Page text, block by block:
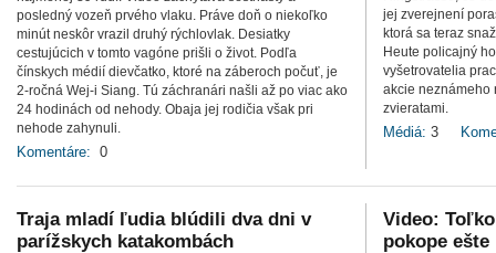
posledný vozeň prvého vlaku. Práve doň o niekoľko
minút neskôr vrazil druhý rýchlovlak. Desiatky
cestujúcich v tomto vagóne prišli o život. Podľa
čínskych médií dievčatko, ktoré na záberoch počuť, je
2-ročná Wej-i Siang. Tú záchranári našli až po viac ako
24 hodinách od nehody. Obaja jej rodičia však pri
nehode zahynuli.
Komentáre: 0
jej zverejnení
ktorá sa teraz
Heute policajný
vyšetrovatelia
akcie neznámeho
zvieratami.
Médiá: 3
Traja mladí ľudia blúdili dva dni v
parížskych katakombách
Video:
pokope